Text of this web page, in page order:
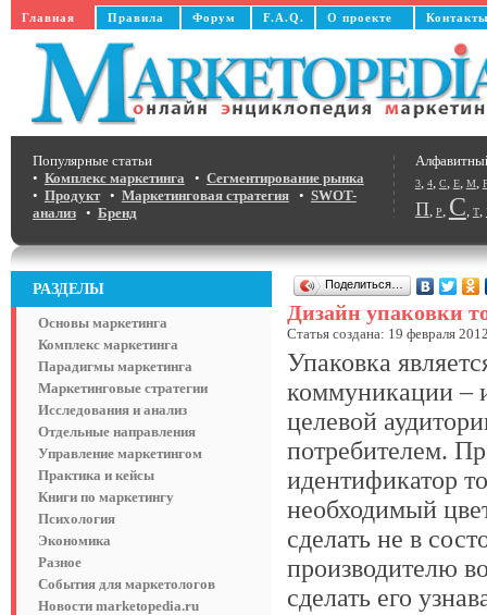
Главная Правила Форум F.A.Q. О проекте
3, 4, C, E, M,
П, Р, С, Т,
Популярные статьи
• Комплекс маркетинга • Сегментирование рынка
• Продукт• Маркетинговая стратегия• SWOT-
анализ• Бренд
РАЗДЕЛЫ
Основы маркетинга
Комплекс маркетинга
Парадигмы маркетинга
Маркетинговые стратегии
Исследования и анализ
Отдельные направления
Управление маркетингом
Практика и кейсы
Книги по маркетингу
Психология
Экономика
Разное
События для маркетологов
Новости marketopedia.ru
Поделиться…
Дизайн упаковки
Статья создана: 19 февраля
Упаковка
коммуникации –
целевой
потребителем.
идентификатор
необходимый
сделать не в
производителю
сделать его